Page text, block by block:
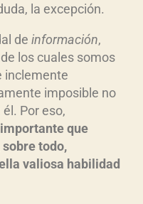
la excepción.
de información,
los cuales somos
inclemente
imposible no
Por eso,
que
todo,
valiosa habilidad